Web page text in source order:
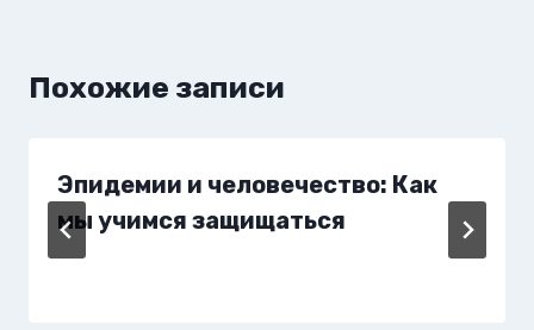
Похожие записи
Эпидемии и человечество: Как
мы учимся защищаться